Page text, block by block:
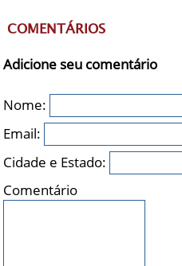
COMENTÁRIOS
Adicione seu comentário
Nome:
Email:
Cidade e Estado:
Comentário